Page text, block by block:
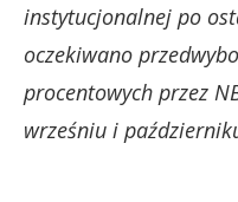
instytucjonalnej po
oczekiwano
procentowych przez
wrześniu i